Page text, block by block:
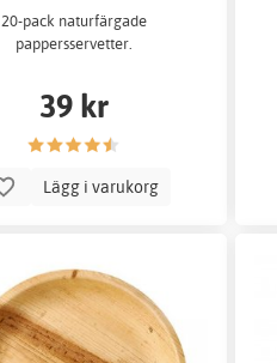
20-pack naturfärgade
pappersservetter.
39 kr
Lägg i varukorg